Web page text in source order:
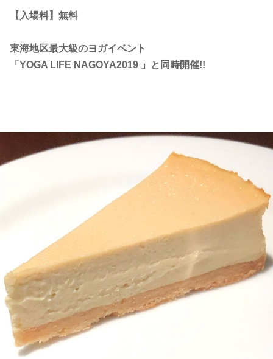
【入場料】無料
東海地区最大級のヨガイベント
「YOGA LIFE NAGOYA2019 」と同時開催!!